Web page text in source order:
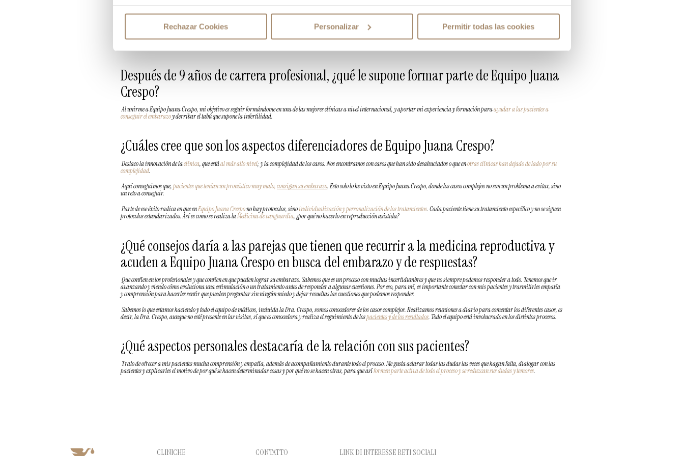
Rechazar Cookies Personalizar Permitir todas las cookies
Cuando empecé mi formación, me llamó la atención la poca importancia que se le daba al aborto. Pero detrás de cada aborto hay historias muy dramáticas que se viven en silencio y que suponen un
impacto psicológico muy duro para la pareja.
Abortar dos veces no es normal. Sin embargo, desde el punto ginecológico básico, hasta eltercer abortono se investiga nada. Pero considero que las mujeres o las parejas que no consiguen quedarse
Después de 9 años de carrera profesional, ¿qué le supone formar parte de Equipo Juana
Crespo?
Al unirme a Equipo Juana Crespo, mi objetivo es seguir formándome en una de las mejores clínicas a nivel internacional, y aportar mi experiencia y formación paraayudar a las pacientes a
conseguir el embarazoy derribar el tabú que supone la infertilidad.
¿Cuáles cree que son los aspectos diferenciadores de Equipo Juana Crespo?
Destaco la innovación de laclínica, que estáal más alto nivel; y la complejidad de los casos. Nos encontramos con casos que han sido desahuciados o que enotras clínicas han dejado de lado por su
complejidad.
Aquí conseguimos que,pacientes que tenían un pronóstico muy malo,consigan su embarazo. Esto solo lo he visto en Equipo Juana Crespo, donde los casos complejos no son un problema a evitar, sino
un reto a conseguir.
Parte de ese éxito radica en que enEquipo Juana Crespono hay protocolos, sinoindividualización y personalización de los tratamientos. Cada paciente tiene su tratamiento específico y no se siguen
protocolos estandarizados. Así es como se realiza laMedicina de vanguardia, ¿por qué no hacerlo en reproducción asistida?
¿Qué consejos daría a las parejas que tienen que recurrir a la medicina reproductiva y
acuden a Equipo Juana Crespo en busca del embarazo y de respuestas?
Que confíen en los profesionales y que confíen en que pueden lograr su embarazo. Sabemos que es un proceso con muchas incertidumbres y que no siempre podemos responder a todo. Tenemos que ir
avanzando y viendo cómo evoluciona una estimulación o un tratamiento antes de responder a algunas cuestiones. Por eso, para mí, es importante conectar con mis pacientes y trasmitirles empatía
y comprensión para hacerles sentir que pueden preguntar sin ningún miedo y dejar resueltas las cuestiones que podemos responder.
Sabemos lo que estamos haciendo y todo el equipo de médicos, incluida la Dra. Crespo, somos conocedores de los casos complejos. Realizamos reuniones a diario para comentar los diferentes casos, es
decir, la Dra. Crespo, aunque no esté presente en las visitas, sí que es conocedora y realiza el seguimiento de lospacientes y de los resultados. Todo el equipo está involucrado en los distintos procesos.
¿Qué aspectos personales destacaría de la relación con sus pacientes?
Trato de ofrecer a mis pacientes mucha comprensión y empatía, además de acompañamiento durante todo el proceso. Me gusta aclarar todas las dudas las veces que hagan falta, dialogar con las
pacientes y explicarles el motivo de por qué se hacen determinadas cosas y por qué no se hacen otras, para que asíformen parte activa de todo el proceso y se reduzcan sus dudas y temores.
CLINICHE CONTATTO LINK DI INTERESSE RETI SOCIALI